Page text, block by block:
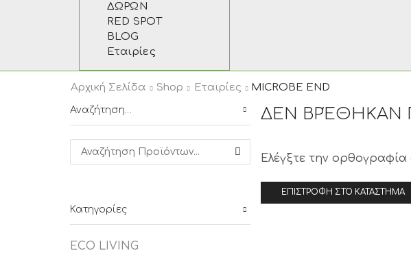
ΔΩΡΩΝ
RED SPOT
BLOG
Εταιρίες
Αρχική Σελίδα Shop Εταιρίες MICROBE END
ΔΕΝ ΒΡΈΘΗΚΑΝ
Ελέγξτε την
ΕΠΙΣΤΡΟΦΉ ΣΤΟ ΚΑΤΆΣΤΗΜΑ
Αναζήτηση…
Search for: SEARCH
Κατηγορίες
ECO LIVING